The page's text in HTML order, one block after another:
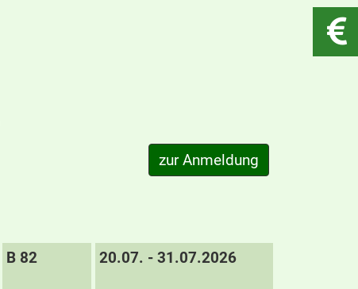
B 82 20.07. - 31.07.2026